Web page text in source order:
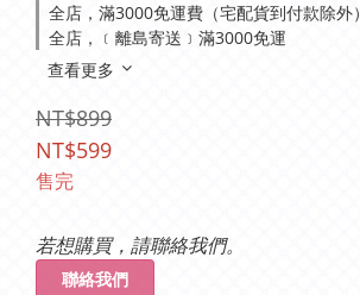
全店，滿3000免運費（宅配貨到付款除外）
全店，﹝離島寄送﹞滿3000免運
查看更多
NT$899
NT$599
售完
若想購買，請聯絡我們。
聯絡我們